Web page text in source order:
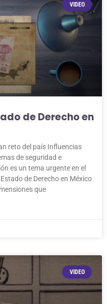
VIDEO
de Derecho en
reto del país Influencias
de seguridad e
es un tema urgente en el
de Derecho en México
que
VIDEO